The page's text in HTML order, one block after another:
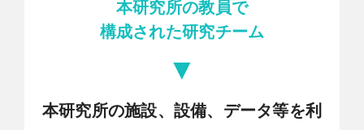
本研究所の教員で
構成された研究チーム
▼
本研究所の施設、設備、データ等を利